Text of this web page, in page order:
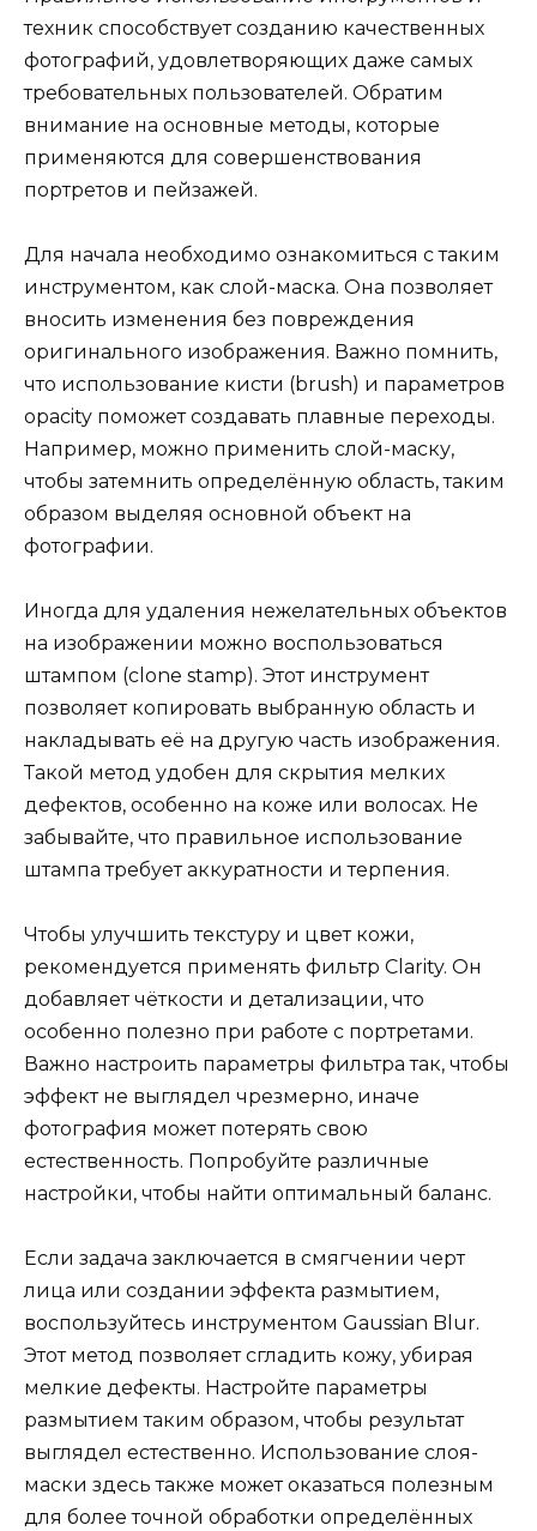
техник способствует созданию качественных
фотографий, удовлетворяющих даже самых
требовательных пользователей. Обратим
внимание на основные методы, которые
применяются для совершенствования
портретов и пейзажей.
Для начала необходимо ознакомиться с таким
инструментом, как слой-маска. Она позволяет
вносить изменения без повреждения
оригинального изображения. Важно помнить,
что использование кисти (brush) и параметров
opacity поможет создавать плавные переходы.
Например, можно применить слой-маску,
чтобы затемнить определённую область, таким
образом выделяя основной объект на
фотографии.
Иногда для удаления нежелательных объектов
на изображении можно воспользоваться
штампом (clone stamp). Этот инструмент
позволяет копировать выбранную область и
накладывать её на другую часть изображения.
Такой метод удобен для скрытия мелких
дефектов, особенно на коже или волосах. Не
забывайте, что правильное использование
штампа требует аккуратности и терпения.
Чтобы улучшить текстуру и цвет кожи,
рекомендуется применять фильтр Clarity. Он
добавляет чёткости и детализации, что
особенно полезно при работе с портретами.
Важно настроить параметры фильтра так, чтобы
эффект не выглядел чрезмерно, иначе
фотография может потерять свою
естественность. Попробуйте различные
настройки, чтобы найти оптимальный баланс.
Если задача заключается в смягчении черт
лица или создании эффекта размытием,
воспользуйтесь инструментом Gaussian Blur.
Этот метод позволяет сгладить кожу, убирая
мелкие дефекты. Настройте параметры
размытием таким образом, чтобы результат
выглядел естественно. Использование слоя-
маски здесь также может оказаться полезным
для более точной обработки определённых